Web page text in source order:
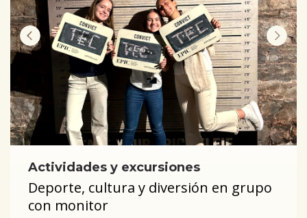
Actividades y excursiones
Deporte, cultura y diversión en grupo
con monitor